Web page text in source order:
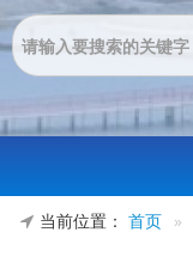
当前位置： 首页 »